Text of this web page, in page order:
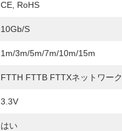
CE, RoHS
10Gb/s
1m/3m/5m/7m/10m/15m
FTTH FTTB FTTXネットワーク
3.3V
はい